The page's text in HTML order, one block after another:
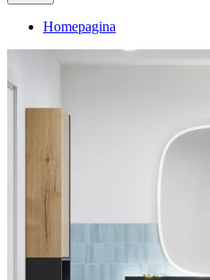
Homepagina